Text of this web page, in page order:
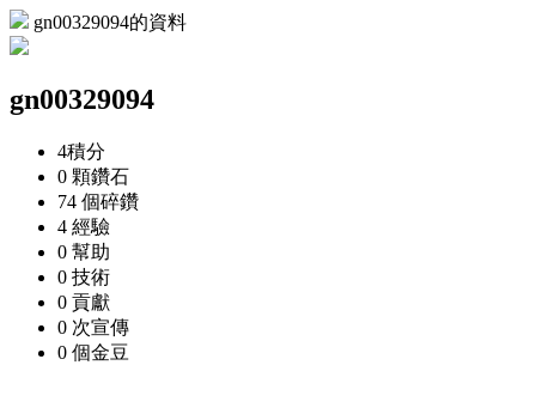
gn00329094的資料
gn00329094
4積分
0 顆鑽石
74 個碎鑽
4 經驗
0 幫助
0 技術
0 貢獻
0 次宣傳
0 個金豆